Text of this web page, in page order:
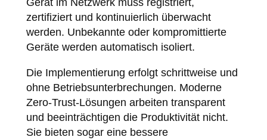
zertifiziert und kontinuierlich überwacht
werden. Unbekannte oder kompromittierte
Geräte werden automatisch isoliert.
Die Implementierung erfolgt schrittweise und
ohne Betriebsunterbrechungen. Moderne
Zero-Trust-Lösungen arbeiten transparent
und beeinträchtigen die Produktivität nicht.
Sie bieten sogar eine bessere